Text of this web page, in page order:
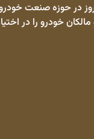
در حوزه صنعت
خودرو را در